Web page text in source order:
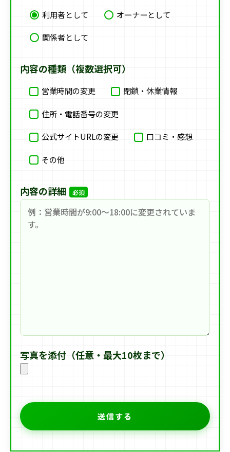
利用者として
オーナーとして
関係者として
内容の種類（複数選択可）
営業時間の変更 閉鎖・休業情報
住所・電話番号の変更
公式サイトURLの変更 口コミ・感想
その他
内容の詳細 必須
写真を添付（任意・最大10枚まで）